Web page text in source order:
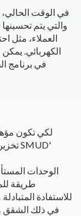
في الوقت الحالي،
العملاء، مثل
الكهربائي.
في برنامج
لكي تكون
تخزين بطارية مثبتة في منزلك وأن تشارك في SMUD'
الوحدات
للاستفادة
في ذلك الشقق